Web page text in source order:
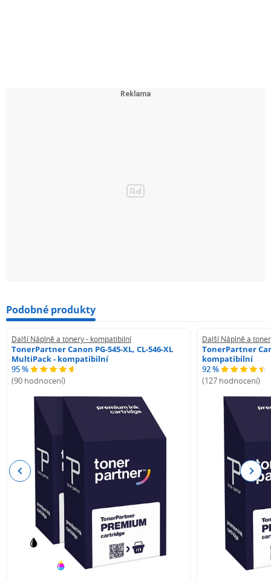
Podobné produkty
Další Náplně a tonery - kompatibilní
TonerPartner Canon PG-545-XL, CL-546-XL
MultiPack - kompatibilní
95 %
(90 hodnocení)
Další Náplně a
TonerPartner
kompatibilní
92 %
(127 hodnocení)
Previous Next